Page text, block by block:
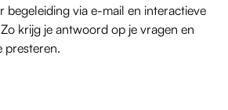
begeleiding via e-mail en interactieve
krijg je antwoord op je vragen en
presteren.